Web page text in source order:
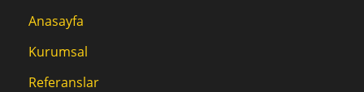
Anasayfa
Kurumsal
Referanslar